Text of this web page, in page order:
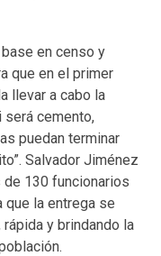
en censo y
que en el primer
llevar a cabo la
será cemento,
puedan terminar
Salvador Jiménez
130 funcionarios
que la entrega se
rápida y brindando la